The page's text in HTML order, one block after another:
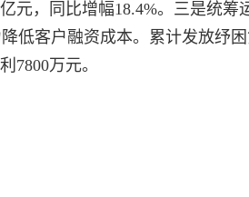
元，同比增幅18.4%。三是统
低客户融资成本。累计发放纾
7800万元。